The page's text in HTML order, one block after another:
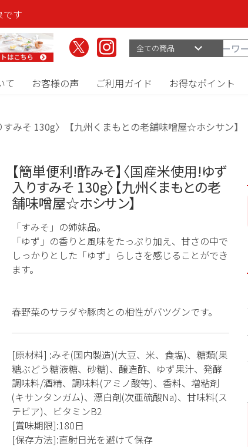
です
て お客様の声 ご利用ガイド お得なポイント
みそ 130g〉【九州くまもとの老舗味噌屋☆ホシサン】
【簡単便利!酢みそ】〈国産米使用!ゆず
入りすみそ 130g〉【九州くまもとの老
舗味噌屋☆ホシサン】
「すみそ」の姉妹品。
「ゆず」の香りと風味をたっぷり加え、甘さの中で
しっかりとした「ゆず」らしさを感じることができ
ます。
春野菜のサラダや豚肉との相性がバツグンです。
[原材料] :みそ(国内製造)(大豆、米、食塩)、糖類(果
糖ぶどう糖液糖、砂糖)、醸造酢、ゆず果汁、発酵
調味料/酒精、調味料(アミノ酸等)、香料、増粘剤
(キサンタンガム)、漂白剤(次亜硫酸Na)、甘味料(ス
テビア)、ビタミンB2
[賞味期限]:180日
[保存方法]:直射日光を避けて保存